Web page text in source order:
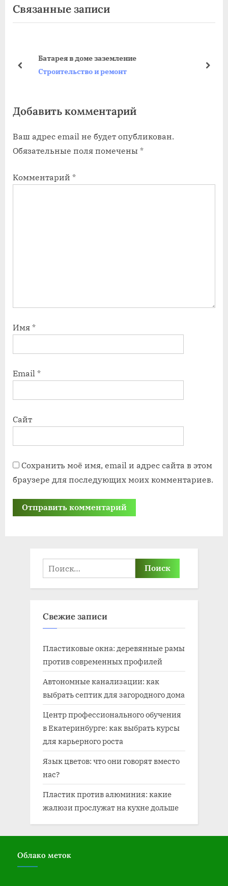
записям
д
ы
щ
з
п
и
ь
е
д
з
п
и
Связанные записи
Батарея в доме заземление
Строительство и ремонт
пред
Добавить комментарий
Ваш адрес email не будет опубликован.
Обязательные поля помечены *
Комментарий *
Имя *
Email *
Сайт
Сохранить моё имя, email и адрес сайта в этом
браузере для последующих моих комментариев.
Найти:
Свежие записи
Пластиковые окна: деревянные рамы
против современных профилей
Автономные канализации: как
выбрать септик для загородного дома
Центр профессионального обучения
в Екатеринбурге: как выбрать курсы
для карьерного роста
Язык цветов: что они говорят вместо
нас?
Пластик против алюминия: какие
жалюзи прослужат на кухне дольше
Облако меток